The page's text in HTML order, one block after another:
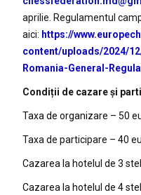
aprilie. Regulamentul
aici: https://
content/uploads/2024/
Romania-General-
Condiții de cazare și
Taxa de organizare – 50
Taxa de participare – 40
Cazarea la hotelul de 3
Cazarea la hotelul de 4